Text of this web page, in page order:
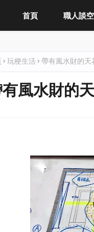
首頁 職人談
玩梗生活 帶有風水財的天
風水財的